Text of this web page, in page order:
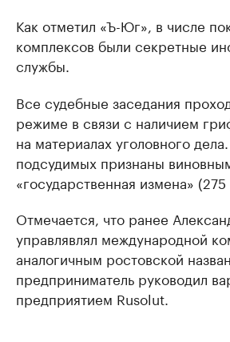
Как отметил «Ъ-Юг», в числе
комплексов были секретные
службы.
Все судебные заседания
режиме в связи с наличием
на материалах уголовного
подсудимых признаны
«государственная измена»
Отмечается, что ранее
управлявлял международной
аналогичным ростовской
предприниматель руководил
предприятием Rusolut.